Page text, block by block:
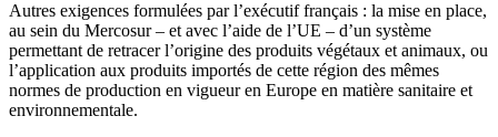
Autres exigences formulées par l’exécutif français : la mise en place,
au sein du Mercosur – et avec l’aide de l’UE – d’un système
permettant de retracer l’origine des produits végétaux et animaux, ou
l’application aux produits importés de cette région des mêmes
normes de production en vigueur en Europe en matière sanitaire et
environnementale.